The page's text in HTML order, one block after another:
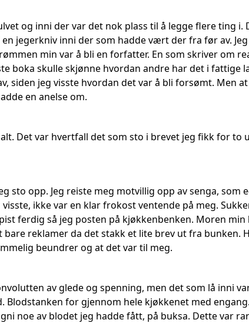
og inni der var det nok plass til å legge flere ting i.
jegerkniv inni der som hadde vært der fra før av.
min var å bli en forfatter. En som skriver om
boka skulle skjønne hvordan andre har det i fattige
siden jeg visste hvordan det var å bli forsømt. Men
en anelse om.
Det var hvertfall det som sto i brevet jeg fikk for
sto opp. Jeg reiste meg motvillig opp av senga,
ikke var en klar frokost ventende på meg.
ferdig så jeg posten på kjøkkenbenken. Moren min
reklamer da det stakk et lite brev ut fra bunken.
beundrer og at det var til meg.
av glede og spenning, men det som lå inni
Blodstanken for gjennom hele kjøkkenet med
noe av blodet jeg hadde fått, på buksa. Dette var